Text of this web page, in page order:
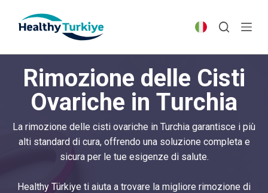
p
n
Rimozione delle Cisti
Ovariche in Turchia
La rimozione delle cisti ovariche in Turchia garantisce i più
alti standard di cura, offrendo una soluzione completa e
sicura per le tue esigenze di salute.
Healthy Türkiye ti aiuta a trovare la migliore rimozione di